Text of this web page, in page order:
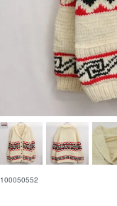
100050552